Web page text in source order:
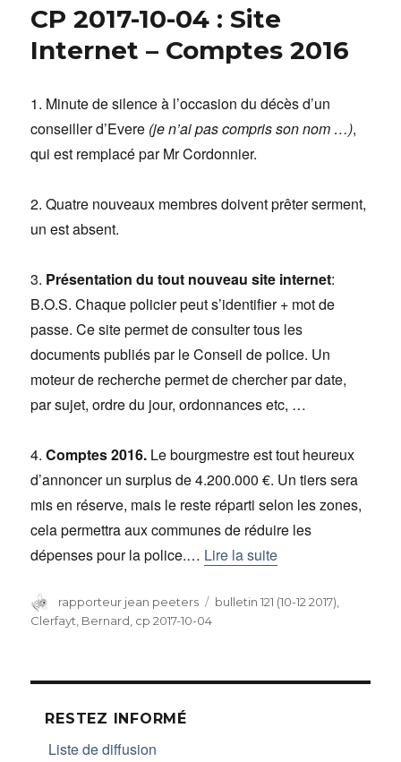
CP 2017-10-04 : Site
Internet – Comptes 2016
1. Minute de silence à l’occasion du décès d’un
conseiller d’Evere (je n’ai pas compris son nom …),
qui est remplacé par Mr Cordonnier.
2. Quatre nouveaux membres doivent prêter serment,
un est absent.
3. Présentation du tout nouveau site internet:
B.O.S. Chaque policier peut s’identifier + mot de
passe. Ce site permet de consulter tous les
documents publiés par le Conseil de police. Un
moteur de recherche permet de chercher par date,
par sujet, ordre du jour, ordonnances etc, …
4.Comptes 2016. Le bourgmestre est tout heureux
d’annoncer un surplus de 4.200.000 €. Un tiers sera
mis en réserve, mais le reste réparti selon les zones,
cela permettra aux communes de réduire les
dépenses pour la police.… Lire la suite
Auteur
rapporteur jean peeters Catégories
bulletin 121 (10-12 2017)
Clerfayt, Bernard cp 2017-10-04
RESTEZ INFORMÉ
Liste de diffusion